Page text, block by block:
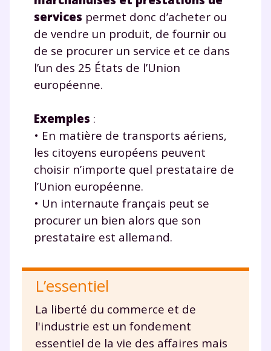
services permet donc d’acheter ou
de vendre un produit, de fournir ou
de se procurer un service et ce dans
l’un des 25 États de l’Union
européenne.
Exemples :
• En matière de transports aériens,
les citoyens européens peuvent
choisir n’importe quel prestataire de
l’Union européenne.
• Un internaute français peut se
procurer un bien alors que son
prestataire est allemand.
L’essentiel
La liberté du commerce et de
l'industrie est un fondement
essentiel de la vie des affaires mais
TESTER GRATUITEMENT
* Votre code d'accès sera envoyé à cette adresse e-mail. En
la marque myMaxicours, afin que SEJER puisse vous donner
accès au service de soutien scolaire pendant 24h. Pour en
savoir plus sur la gestion de vos données personnelles et
pour exercer vos droits, vous pouvez consulternotre
charte
J’accepte de recevoir les actualités et des
communications de la part de
myMaxicours.
désinscription présent dans chaque newsletter. Pour
personnelles et pour exercer vos droits, vous pouvez
consulternotre charte